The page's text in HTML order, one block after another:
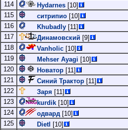
114
Hydarnes [10]
115
ситрипио [10]
116
Khubadly [11]
117
Динамовский [9]
118
Vanholic [10]
119
Mehser Ayagi [10]
120
Новатор [11]
121
Синий Трактор [11]
122
Заря [11]
123
kurdik [10]
124
одвард [10]
125
Dietl [10]